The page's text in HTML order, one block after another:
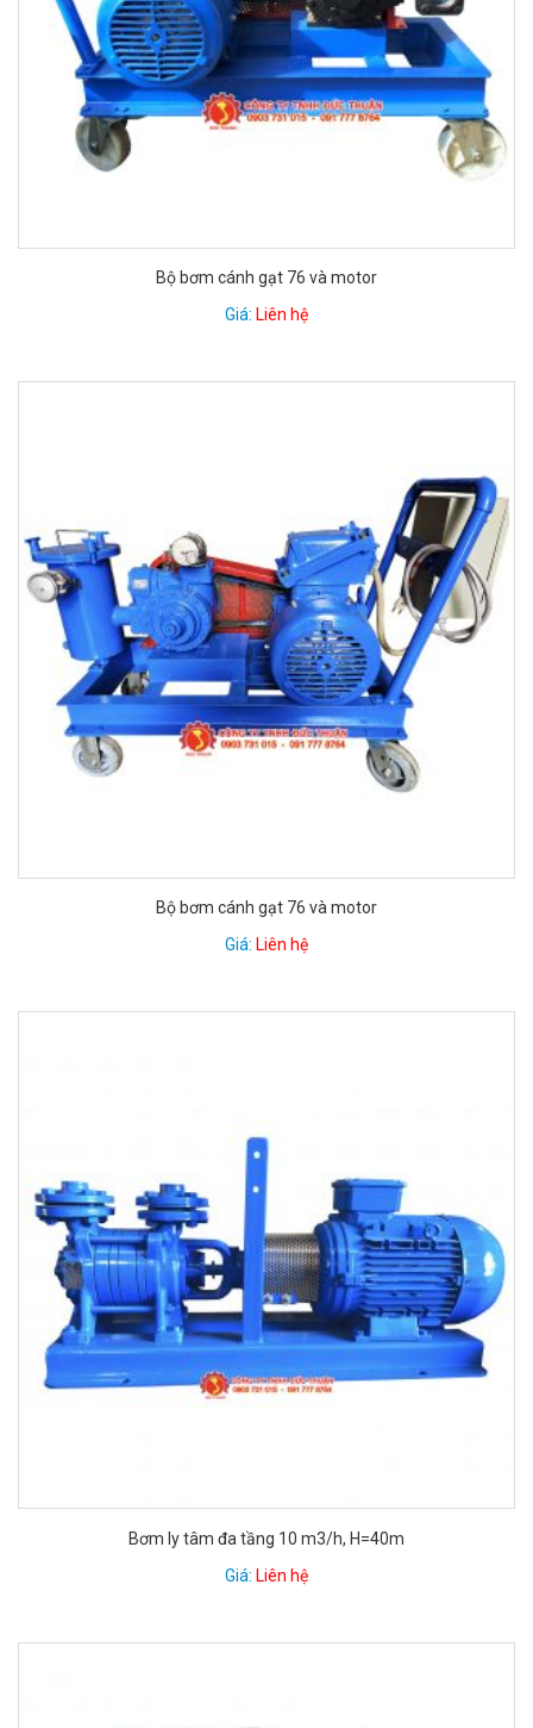
Bộ bơm cánh gạt 76 và motor
Giá: Liên hệ
Bộ bơm cánh gạt 76 và motor
Giá: Liên hệ
Bơm ly tâm đa tầng 10 m3/h, H=40m
Giá: Liên hệ